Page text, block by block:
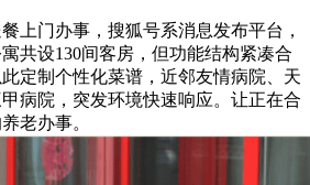
门办事，搜狐号系消息发布平台，
共设130间客房，但功能结构紧凑合
定制个性化菜谱，近邻友情病院、天
病院，突发环境快速响应。让正在合
老办事。